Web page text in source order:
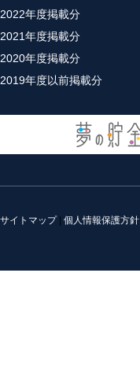
2022年度掲載分
2021年度掲載分
2020年度掲載分
2019年度以前掲載分
サイトマップ| 個人情報保護方針